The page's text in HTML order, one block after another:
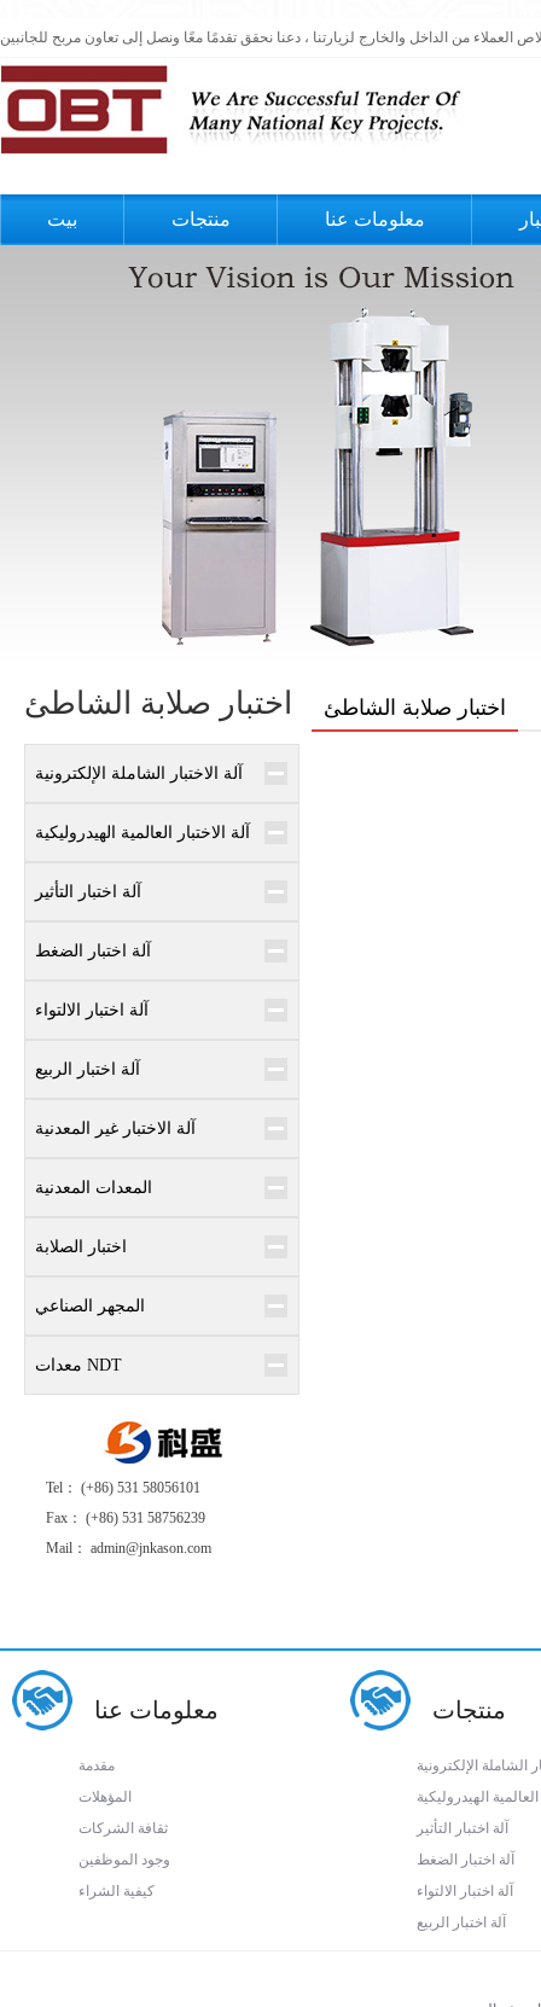
بيت منتجات معلومات عنا
اختبار صلابة الشاطئ
آلة الاختبار الشاملة الإلكترونية
آلة الاختبار العالمية الهيدروليكية
آلة اختبار التأثير
آلة اختبار الضغط
آلة اختبار الالتواء
آلة اختبار الربيع
آلة الاختبار غير المعدنية
المعدات المعدنية
اختبار الصلابة
المجهر الصناعي
معدات NDT
Tel： (+86) 531 58056101
Fax： (+86) 531 58756239
Mail： admin@jnkason.com
اختبار صلابة الشاطئ
معلومات عنا
مقدمة
المؤهلات
ثقافة الشركات
وجود الموظفين
كيفية الشراء
منتجات
الشاملة الإلكترونية
العالمية الهيدروليكية
آلة اختبار التأثير
آلة اختبار الضغط
آلة اختبار الالتواء
آلة اختبار الربيع